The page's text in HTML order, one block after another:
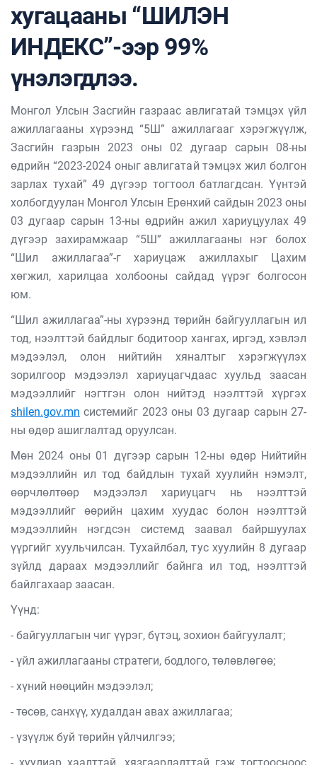
хугацааны “ШИЛЭН
ИНДЕКС”-ээр 99%
үнэлэгдлээ.
Монгол Улсын Засгийн газраас авлигатай тэмцэх үйл
ажиллагааны хүрээнд “5Ш” ажиллагааг хэрэгжүүлж,
Засгийн газрын 2023 оны 02 дугаар сарын 08-ны
өдрийн “2023-2024 оныг авлигатай тэмцэх жил болгон
зарлах тухай” 49 дүгээр тогтоол батлагдсан. Үүнтэй
холбогдуулан Монгол Улсын Ерөнхий сайдын 2023 оны
03 дугаар сарын 13-ны өдрийн ажил хариуцуулах 49
дүгээр захирамжаар “5Ш” ажиллагааны нэг болох
“Шил ажиллагаа”-г хариуцаж ажиллахыг Цахим
хөгжил, харилцаа холбооны сайдад үүрэг болгосон
юм.
“Шил ажиллагаа”-ны хүрээнд төрийн байгууллагын ил
тод, нээлттэй байдлыг бодитоор хангах, иргэд, хэвлэл
мэдээлэл, олон нийтийн хяналтыг хэрэгжүүлэх
зорилгоор мэдээлэл хариуцагчдаас хуульд заасан
мэдээллийг нэгтгэн олон нийтэд нээлттэй хүргэх
shilen.gov.mn системийг 2023 оны 03 дугаар сарын 27-
ны өдөр ашиглалтад оруулсан.
Мөн 2024 оны 01 дүгээр сарын 12-ны өдөр Нийтийн
мэдээллийн ил тод байдлын тухай хуулийн нэмэлт,
өөрчлөлтөөр мэдээлэл хариуцагч нь нээлттэй
мэдээллийг өөрийн цахим хуудас болон нээлттэй
мэдээллийн нэгдсэн системд заавал байршуулах
үүргийг хуульчилсан. Тухайлбал, тус хуулийн 8 дугаар
зүйлд дараах мэдээллийг байнга ил тод, нээлттэй
байлгахаар заасан.
Үүнд:
- байгууллагын чиг үүрэг, бүтэц, зохион байгуулалт;
- үйл ажиллагааны стратеги, бодлого, төлөвлөгөө;
- хүний нөөцийн мэдээлэл;
- төсөв, санхүү, худалдан авах ажиллагаа;
- үзүүлж буй төрийн үйлчилгээ;